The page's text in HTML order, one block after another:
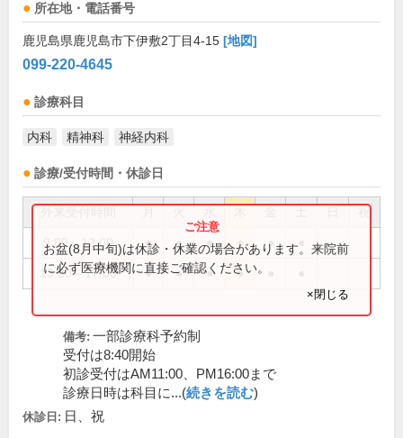
所在地・電話番号
鹿児島県鹿児島市下伊敷2丁目4-15 [地図]
099-220-4645
診療科目
内科 精神科 神経内科
診療/受付時間・休診日
祝
9:00～12:00 ● ● ● ● ●
13:30～17:00 ● ● ● ●
お盆(8月中旬)は休診・休業の場合があります。来院前
に必ず医療機関に直接ご確認ください。
×閉じる
備考: 一部診療科予約制
受付は8:40開始
初診受付はAM11:00、PM16:00まで
診療日時は科目に...(続きを読む)
休診日: 日、祝